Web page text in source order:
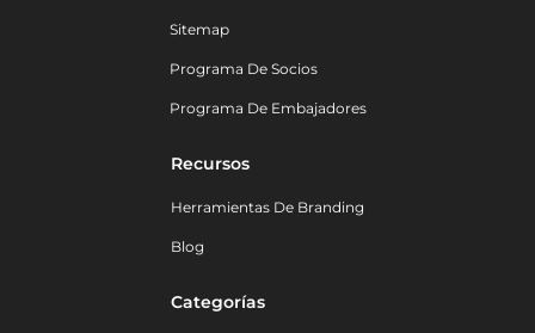
Sitemap
Programa De Socios
Programa De Embajadores
Recursos
Herramientas De Branding
Blog
Categorías